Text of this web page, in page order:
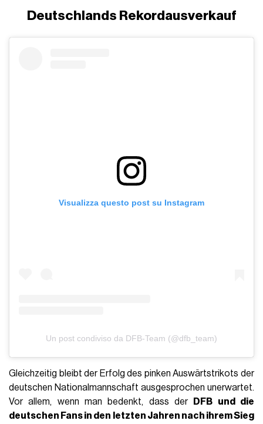
Deutschlands Rekordausverkauf
Visualizza questo post su Instagram
Un post condiviso da DFB-Team (@dfb_team)
Gleichzeitig bleibt der Erfolg des pinken Auswärtstrikots der
deutschen Nationalmannschaft ausgesprochen unerwartet.
Vor allem, wenn man bedenkt, dass der
DFB und die
deutschen Fans in den letzten Jahren nach ihrem Sieg